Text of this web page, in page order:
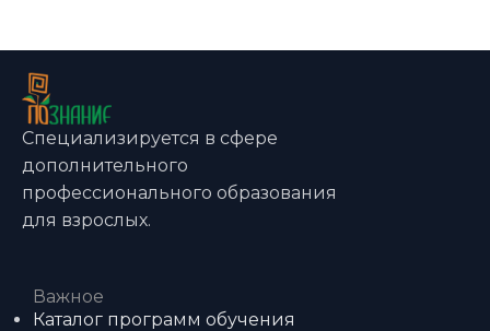
Специализируется в сфере
дополнительного
профессионального образования
для взрослых.
Важное
Каталог программ обучения